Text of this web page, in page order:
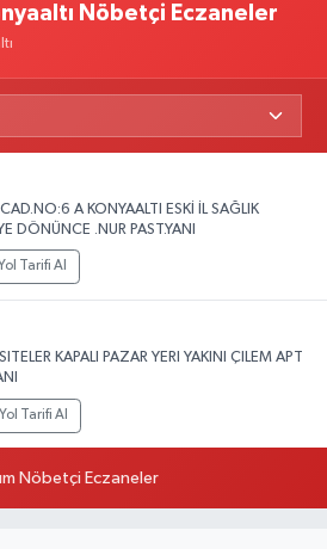
Nöbetçi Eczaneler
A KONYAALTI ESKİ İL SAĞLIK
DÖNÜNCE .NUR PAST.YANI
Tarifi Al
KAPALI PAZAR YERI YAKINI ÇILEM APT
Yol Tarifi Al
Nöbetçi Eczaneler